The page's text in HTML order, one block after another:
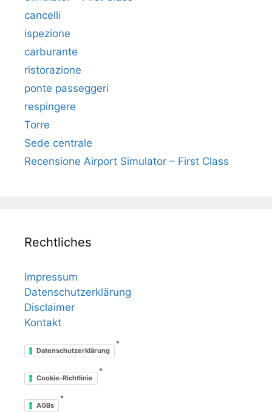
cancelli
ispezione
carburante
ristorazione
ponte passeggeri
respingere
Torre
Sede centrale
Recensione Airport Simulator – First Class
Rechtliches
Impressum
Datenschutzerklärung
Disclaimer
Kontakt
Datenschutzerklärung
*
Cookie-Richtlinie
*
AGBs
*